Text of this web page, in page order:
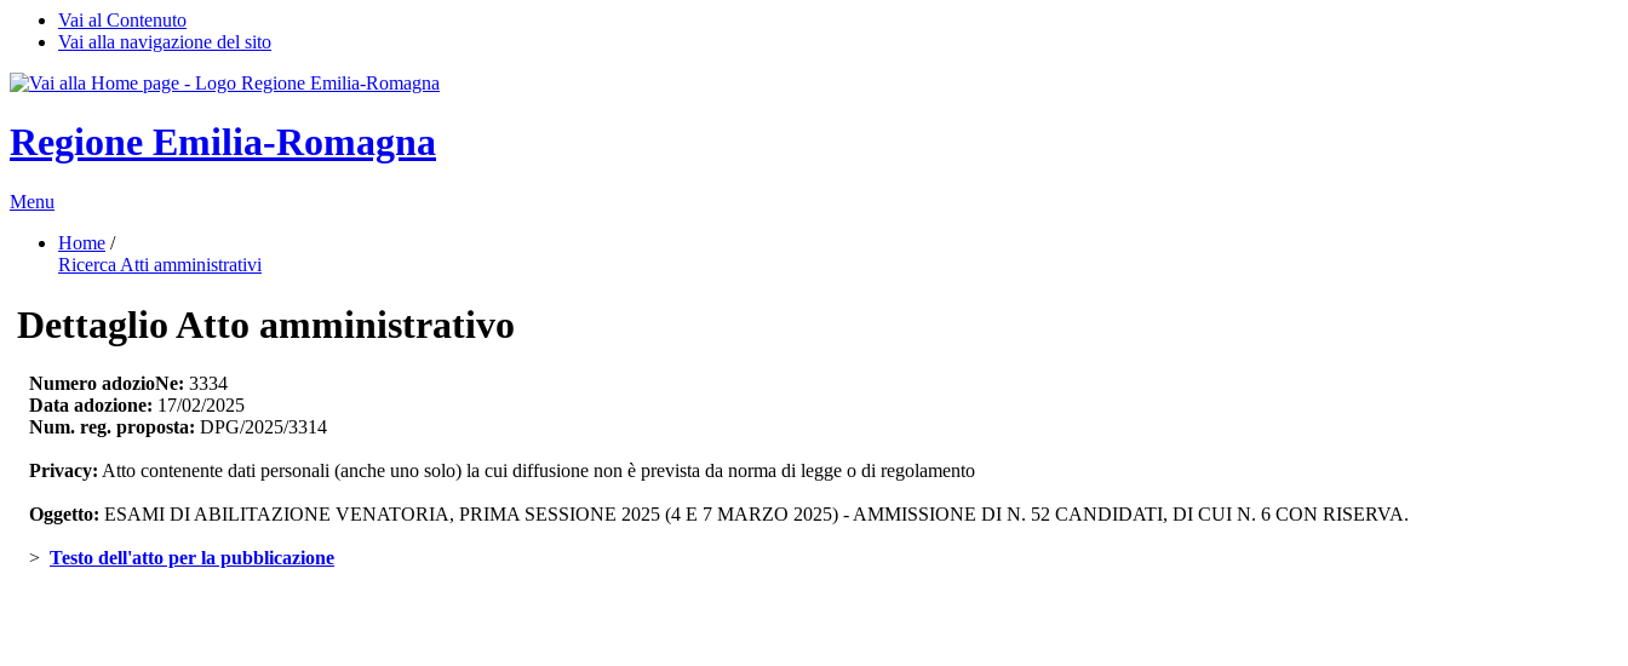
Vai al Contenuto
Vai alla navigazione del sito
Regione Emilia-Romagna
Menu
Home /
Ricerca Atti amministrativi
Dettaglio Atto amministrativo
Numero adozioNe: 3334
Data adozione: 17/02/2025
Num. reg. proposta: DPG/2025/3314
Privacy: Atto contenente dati personali (anche uno solo) la cui diffusione non è prevista da norma di legge o di regolamento
Oggetto: ESAMI DI ABILITAZIONE VENATORIA, PRIMA SESSIONE 2025 (4 E 7 MARZO 2025) - AMMISSIONE DI N. 52 CANDIDATI, DI CUI N. 6 CON RISERVA.
> Testo dell'atto per la pubblicazione